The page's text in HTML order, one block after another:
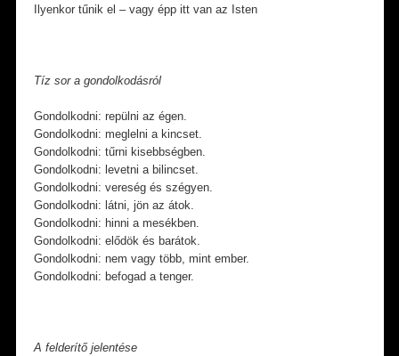
Ilyenkor tűnik el – vagy épp itt van az Isten
Tíz sor a gondolkodásról
Gondolkodni: repülni az égen.
Gondolkodni: meglelni a kincset.
Gondolkodni: tűrni kisebbségben.
Gondolkodni: levetni a bilincset.
Gondolkodni: vereség és szégyen.
Gondolkodni: látni, jön az átok.
Gondolkodni: hinni a mesékben.
Gondolkodni: elődök és barátok.
Gondolkodni: nem vagy több, mint ember.
Gondolkodni: befogad a tenger.
A felderítő jelentése